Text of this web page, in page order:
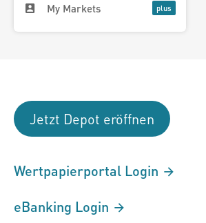
My Markets
Jetzt Depot eröffnen
Wertpapierportal Login
eBanking Login